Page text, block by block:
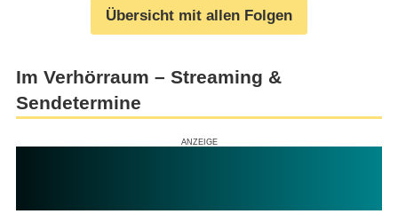
Übersicht mit allen Folgen
Im Verhörraum – Streaming &
Sendetermine